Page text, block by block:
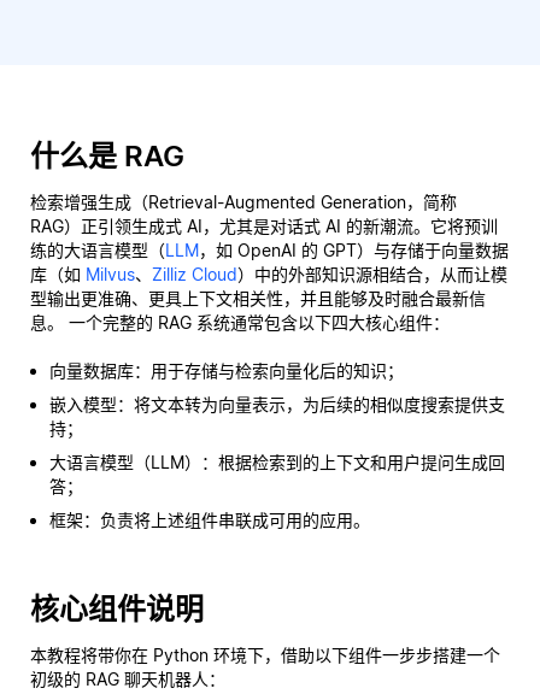
什么是 RAG
检索增强生成（Retrieval-Augmented Generation，简称
RAG）正引领生成式 AI，尤其是对话式 AI 的新潮流。它将预训
练的大语言模型（LLM，如 OpenAI 的 GPT）与存储于向量数据
库（如 Milvus、 Zilliz Cloud）中的外部知识源相结合，从而让模
型输出更准确、更具上下文相关性，并且能够及时融合最新信
息。 一个完整的 RAG 系统通常包含以下四大核心组件：
向量数据库：用于存储与检索向量化后的知识；
嵌入模型：将文本转为向量表示，为后续的相似度搜索提供支
持；
大语言模型（LLM）：根据检索到的上下文和用户提问生成回
答；
框架：负责将上述组件串联成可用的应用。
核心组件说明
本教程将带你在 Python 环境下，借助以下组件一步步搭建一个
初级的 RAG 聊天机器人：